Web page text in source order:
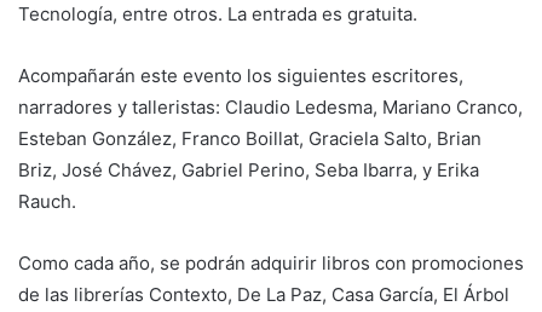
Tecnología, entre otros. La entrada es gratuita.
Acompañarán este evento los siguientes escritores,
narradores y talleristas: Claudio Ledesma, Mariano Cranco,
Esteban González, Franco Boillat, Graciela Salto, Brian
Briz, José Chávez, Gabriel Perino, Seba Ibarra, y Erika
Rauch.
Como cada año, se podrán adquirir libros con promociones
de las librerías Contexto, De La Paz, Casa García, El Árbol